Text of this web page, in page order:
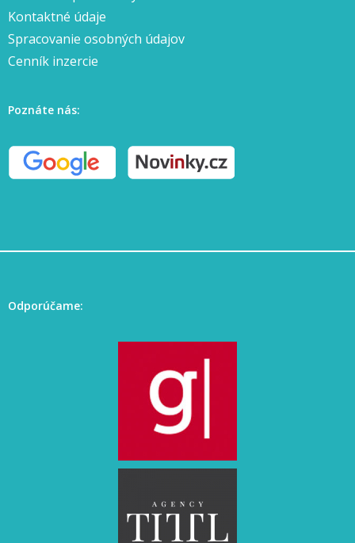
Kontaktné údaje
Spracovanie osobných údajov
Cenník inzercie
Poznáte nás:
Odporúčame: